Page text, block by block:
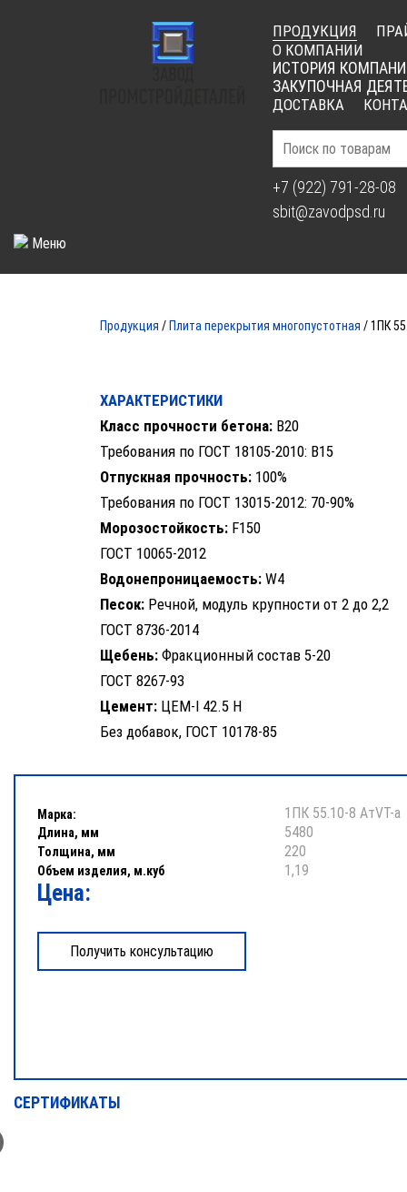
ПРОДУКЦИЯ
О КОМПАНИИ
ИСТОРИЯ
ЗАКУПОЧНАЯ
ДОСТАВКА
+7 (922) 791-28-08
sbit@zavodpsd.ru
Меню
Продукция /Плита перекрытия многопустотная / 1ПК
ХАРАКТЕРИСТИКИ
Класс прочности бетона: B20
Требования по ГОСТ 18105-2010: B15
Отпускная прочность: 100%
Требования по ГОСТ 13015-2012: 70-90%
Морозостойкость: F150
ГОСТ 10065-2012
Водонепроницаемость: W4
Песок: Речной, модуль крупности от 2 до 2,2
ГОСТ 8736-2014
Щебень: Фракционный состав 5-20
ГОСТ 8267-93
Цемент: ЦЕМ-I 42.5 Н
Без добавок, ГОСТ 10178-85
Марка: 1ПК 55.10-8 АтVT-a
Длина, мм 5480
Толщина, мм 220
Объем изделия, м.куб 1,19
Цена:
СЕРТИФИКАТЫ